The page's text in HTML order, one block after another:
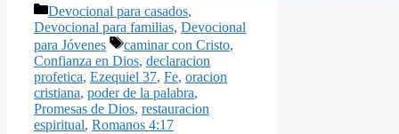
Categorías
Devocional para casados,
Devocional para familias, Devocional
para Jóvenes
Etiquetas
caminar con Cristo,
Confianza en Dios, declaracion
profetica, Ezequiel 37, Fe, oracion
cristiana, poder de la palabra,
Promesas de Dios, restauracion
espiritual, Romanos 4:17